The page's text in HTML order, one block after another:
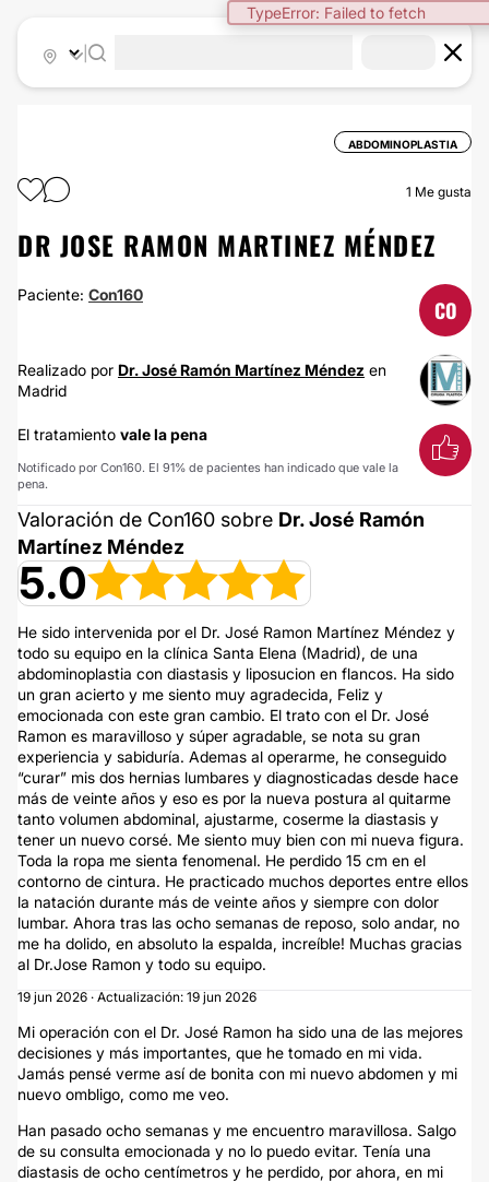
TypeError: Failed to fetch
ABDOMINOPLASTIA
1 Me gusta
DR JOSE RAMON MARTINEZ MÉNDEZ
Paciente: Con160
CO
Realizado por Dr. José Ramón Martí­nez Méndez en
Madrid
El tratamiento vale la pena
Notificado por Con160. El 91% de pacientes han indicado que vale la
pena.
Valoración de Con160 sobre Dr. José Ramón
Martí­nez Méndez
5.0
He sido intervenida por el Dr. José Ramon Martínez Méndez y
todo su equipo en la clínica Santa Elena (Madrid), de una
abdominoplastia con diastasis y liposucion en flancos. Ha sido
un gran acierto y me siento muy agradecida, Feliz y
emocionada con este gran cambio. El trato con el Dr. José
Ramon es maravilloso y súper agradable, se nota su gran
experiencia y sabiduría. Ademas al operarme, he conseguido
“curar” mis dos hernias lumbares y diagnosticadas desde hace
más de veinte años y eso es por la nueva postura al quitarme
tanto volumen abdominal, ajustarme, coserme la diastasis y
tener un nuevo corsé. Me siento muy bien con mi nueva figura.
Toda la ropa me sienta fenomenal. He perdido 15 cm en el
contorno de cintura. He practicado muchos deportes entre ellos
la natación durante más de veinte años y siempre con dolor
lumbar. Ahora tras las ocho semanas de reposo, solo andar, no
me ha dolido, en absoluto la espalda, increíble! Muchas gracias
al Dr.Jose Ramon y todo su equipo.
19 jun 2026 · Actualización: 19 jun 2026
Mi operación con el Dr. José Ramon ha sido una de las mejores
decisiones y más importantes, que he tomado en mi vida.
Jamás pensé verme así de bonita con mi nuevo abdomen y mi
nuevo ombligo, como me veo.
Han pasado ocho semanas y me encuentro maravillosa. Salgo
de su consulta emocionada y no lo puedo evitar. Tenía una
diastasis de ocho centímetros y he perdido, por ahora, en mi